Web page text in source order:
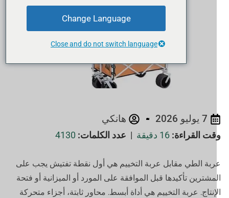
الأصلية (OEM)
عربة قابلة للطي"عربة قابلة للطي مقابل
(OEM)
7 يوليو 2026 هانكي
القراءة: 16 دقيقة |عدد الكلمات:4130
الطي مقابل عربة التخييم هي أول نقطة تفتيش يجب على
تأكيدها قبل الموافقة على المورد أو الميزانية أو فتحة
عربة التخييم هي أداة أبسط. محاور ثابتة، أجزاء متحركة
Change Language
Close and do not switch language